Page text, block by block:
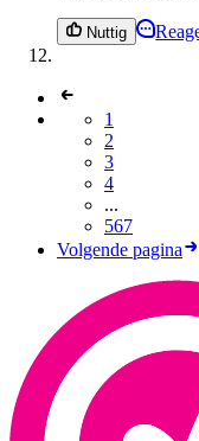
Nuttig
1
2
3
4
...
567
Volgende pagina